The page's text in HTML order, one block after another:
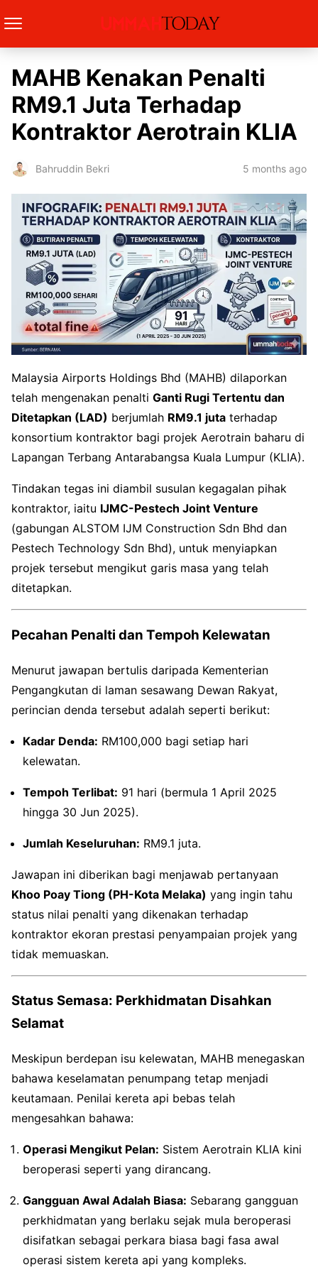
MAHB Kenakan Penalti
RM9.1 Juta Terhadap
Kontraktor Aerotrain KLIA
Bahruddin Bekri 5 months ago
Malaysia Airports Holdings Bhd (MAHB) dilaporkan
telah mengenakan penalti Ganti Rugi Tertentu dan
Ditetapkan (LAD) berjumlah RM9.1 juta terhadap
konsortium kontraktor bagi projek Aerotrain baharu di
Lapangan Terbang Antarabangsa Kuala Lumpur (KLIA).
Tindakan tegas ini diambil susulan kegagalan pihak
kontraktor, iaitu IJMC-Pestech Joint Venture
(gabungan ALSTOM IJM Construction Sdn Bhd dan
Pestech Technology Sdn Bhd), untuk menyiapkan
projek tersebut mengikut garis masa yang telah
ditetapkan.
Pecahan Penalti dan Tempoh Kelewatan
Menurut jawapan bertulis daripada Kementerian
Pengangkutan di laman sesawang Dewan Rakyat,
perincian denda tersebut adalah seperti berikut:
Kadar Denda: RM100,000 bagi setiap hari
kelewatan.
Tempoh Terlibat: 91 hari (bermula 1 April 2025
hingga 30 Jun 2025).
Jumlah Keseluruhan: RM9.1 juta.
Jawapan ini diberikan bagi menjawab pertanyaan
Khoo Poay Tiong (PH-Kota Melaka) yang ingin tahu
status nilai penalti yang dikenakan terhadap
kontraktor ekoran prestasi penyampaian projek yang
tidak memuaskan.
Status Semasa: Perkhidmatan Disahkan
Selamat
Meskipun berdepan isu kelewatan, MAHB menegaskan
bahawa keselamatan penumpang tetap menjadi
keutamaan. Penilai kereta api bebas telah
mengesahkan bahawa:
Operasi Mengikut Pelan: Sistem Aerotrain KLIA kini
beroperasi seperti yang dirancang.
Gangguan Awal Adalah Biasa: Sebarang gangguan
perkhidmatan yang berlaku sejak mula beroperasi
disifatkan sebagai perkara biasa bagi fasa awal
operasi sistem kereta api yang kompleks.